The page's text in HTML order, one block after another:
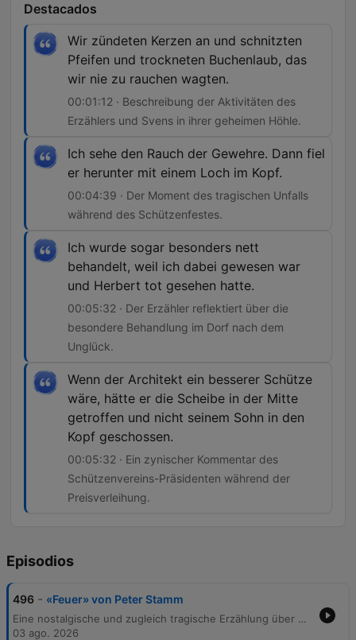
Destacados
Wir zündeten Kerzen an und schnitzten
Pfeifen und trockneten Buchenlaub, das
wir nie zu rauchen wagten.
00:01:12 · Beschreibung der Aktivitäten des
Erzählers und Svens in ihrer geheimen Höhle.
Ich sehe den Rauch der Gewehre. Dann fiel
er herunter mit einem Loch im Kopf.
00:04:39 · Der Moment des tragischen Unfalls
während des Schützenfestes.
Ich wurde sogar besonders nett
behandelt, weil ich dabei gewesen war
und Herbert tot gesehen hatte.
00:05:32 · Der Erzähler reflektiert über die
besondere Behandlung im Dorf nach dem
Unglück.
Wenn der Architekt ein besserer Schütze
wäre, hätte er die Scheibe in der Mitte
getroffen und nicht seinem Sohn in den
Kopf geschossen.
00:05:32 · Ein zynischer Kommentar des
Schützenvereins-Präsidenten während der
Preisverleihung.
Episodios
496 - «Feuer» von Peter Stamm
Eine nostalgische und zugleich tragische Erzählung über die Kindheit zweier Freunde, Sven und des Erzählers, die ihre Zeit in einer Höhle am Kuhfall verbrachten. Die Geschichte beschreibt das unbeschwerte Leben im Wald, das Sammeln von Naturmaterialien und die Begegnungen mit Herbert und dessen Vater, einem Architekten aus der Stadt. Die Idylle endet abrupt während eines Schützenfestes durch einen tödlichen Unfall: Herbert stirbt, als sein Vater beim Schießen versehentlich ein Loch in seinen Kopf schießt. Die Erzählung reflektiert die darauffolgende Reaktion des Dorfes und die bleibenden Eindrücke dieses traumatischen Ereignisses.
03 ago. 2026